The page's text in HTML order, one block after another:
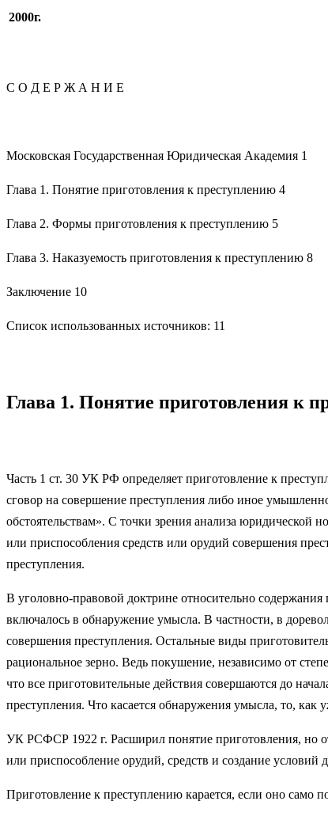
2000г.
С О Д Е Р Ж А Н И Е
Московская Государственная Юридическая Академия 1
Глава 1. Понятие приготовления к преступлению 4
Глава 2. Формы приготовления к преступлению 5
Глава 3. Наказуемость приготовления к преступлению 8
Заключение 10
Список использованных источников: 11
Глава 1. Понятие приготовления к
Часть 1 ст. 30 УК РФ определяет приготовление к
сговор на совершение преступления либо иное
обстоятельствам». С точки зрения анализа юридической
или приспособления средств или орудий совершения
преступления.
В уголовно-правовой доктрине относительно
включалось в обнаружение умысла. В частности, в
совершения преступления. Остальные виды
рациональное зерно. Ведь покушение, независимо от
что все приготовительные действия совершаются до
преступления. Что касается обнаружения умысла, то, как
УК РСФСР 1922 г. Расширил понятие приготовления, но
или приспособление орудий, средств и создание условий
Приготовление к преступлению карается, если оно само